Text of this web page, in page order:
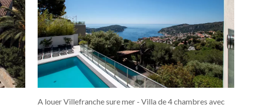
A louer Villefranche sure mer - Villa de 4 chambres avec